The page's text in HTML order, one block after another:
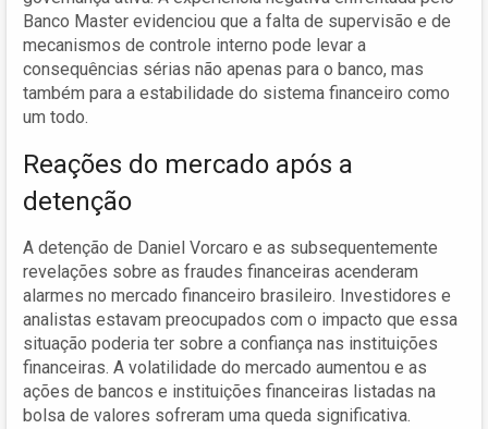
Banco Master evidenciou que a falta de supervisão e de
mecanismos de controle interno pode levar a
consequências sérias não apenas para o banco, mas
também para a estabilidade do sistema financeiro como
um todo.
Reações do mercado após a
detenção
A detenção de Daniel Vorcaro e as subsequentemente
revelações sobre as fraudes financeiras acenderam
alarmes no mercado financeiro brasileiro. Investidores e
analistas estavam preocupados com o impacto que essa
situação poderia ter sobre a confiança nas instituições
financeiras. A volatilidade do mercado aumentou e as
ações de bancos e instituições financeiras listadas na
bolsa de valores sofreram uma queda significativa.